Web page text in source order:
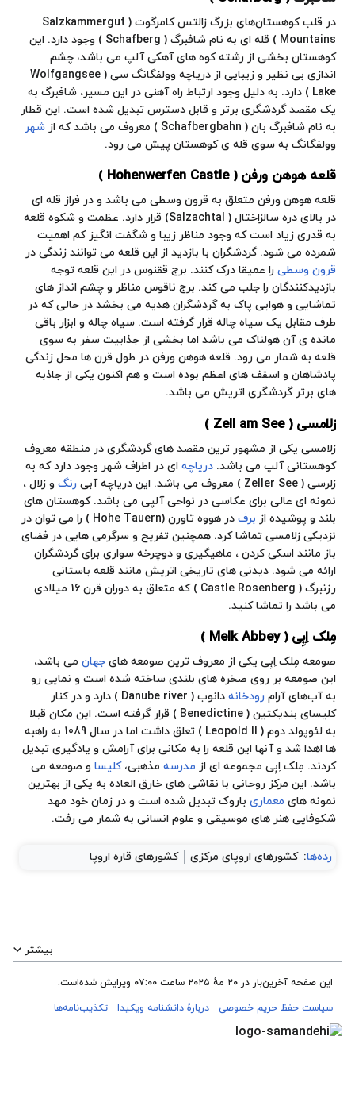
در قلب کوهستان‌های بزرگ زالتس کامرگوت ( Salzkammergut
Mountains ) قله ای به نام شافبرگ ( Schafberg ) وجود دارد. این
کوهستان بخشی از رشته کوه های آهکی آلپ می باشد، چشم
اندازی بی نظیر و زیبایی از دریاچه وولفگانگ سی ( Wolfgangsee
Lake ) دارد. به دلیل وجود ارتباط راه آهنی در این مسیر، شافبرگ به
یک مقصد گردشگری برتر و قابل دسترس تبدیل شده است. این قطار
به نام شافبرگ بان ( Schafbergbahn ) معروف می باشد که از
شهر
وولفگانگ به سوی قله ی کوهستان پیش می رود.
قلعه هوهن ورفن ( Hohenwerfen Castle )
قلعه هوهن ورفن متعلق به قرون وسطی می باشد و در فراز قله ای
در بالای دره سالزاختال ( Salzachtal) قرار دارد. عظمت و شکوه
قلعه
به قدری زیاد است که وجود مناظر زیبا و شگفت انگیز کم اهمیت
شمرده می شود. گردشگران با بازدید از این قلعه می توانند زندگی در
قرون وسطی را عمیقا درک کنند. برج ققنوس در این قلعه توجه
بازدیدکنندگان را جلب می کند. برج ناقوس مناظر و چشم انداز های
تماشایی و هوایی پاک به گردشگران هدیه می بخشد در حالی که در
طرف مقابل یک سیاه چاله قرار گرفته است. سیاه چاله و ابزار باقی
مانده ی آن هولناک می باشد اما بخشی از جذابیت سفر به سوی
قلعه به شمار می رود. قلعه هوهن ورفن در طول قرن ها محل زندگی
پادشاهان و اسقف های اعظم بوده است و هم اکنون یکی از جاذبه
های برتر گردشگری اتریش می باشد.
زلامسی ( Zell am See )
زلامسی یکی از مشهور ترین مقصد های گردشگری در منطقه معروف
کوهستانی آلپ می باشد. دریاچه ای در اطراف شهر وجود دارد که به
زلرسی ( Zeller See ) معروف می باشد. این دریاچه آبی
رنگ و زلال ،
نمونه ای عالی برای عکاسی در نواحی آلپی می باشد.کوهستان های
بلند و پوشیده از برف
در هووه تاورن (Hohe Tauern ) را می توان در
نزدیکی زلامسی تماشا کرد. همچنین تفریح و سرگرمی هایی در فضای
باز مانند اسکی کردن ، ماهیگیری و دوچرخه سواری برای گردشگران
ارائه می شود. دیدنی های تاریخی اتریش مانند قلعه باستانی
رزنبرگ ( Castle Rosenberg ) که متعلق به دوران قرن 16 میلادی
می باشد را تماشا کنید.
مِلک اِبِی ( Melk Abbey )
صومعه مِلک اِبِی یکی از معروف ترین صومعه های جهان می باشد،
این صومعه بر روی صخره های بلندی ساخته شده است و نمایی رو
به آب‌های آرام رودخانه
دانوب ( Danube river ) دارد و در کنار
کلیسای بندیکتین ( Benedictine ) قرار گرفته است. این مکان قبلا
به لئوپولد دوم ( Leopold II ) تعلق داشت اما در سال 1089 به راهبه
ها اهدا شد و آنها این قلعه را به مکانی برای آرامش و یادگیری تبدیل
کردند. مِلک اِبِی مجموعه ای از مدرسه مذهبی،کلیسا و صومعه می
باشد. این مرکز روحانی با نقاشی های خارق العاده به یکی از بهترین
نمونه های معماری باروک تبدیل شده است و در زمان خود مهد
شکوفایی هنر های موسیقی و علوم انسانی به شمار می رفت.
رده‌ها: کشورهای اروپای مرکزی کشورهای قاره اروپا
بیشتر
این صفحه آخرین‌بار در ‏۲۰ مهٔ ۲۰۲۵ ساعت ‏۰۷:۰۰ ویرایش شده‌است.
سیاست حفظ حریم خصوصی
دربارهٔ دانشنامه ویکیدا تکذیب‌نامه‌ها